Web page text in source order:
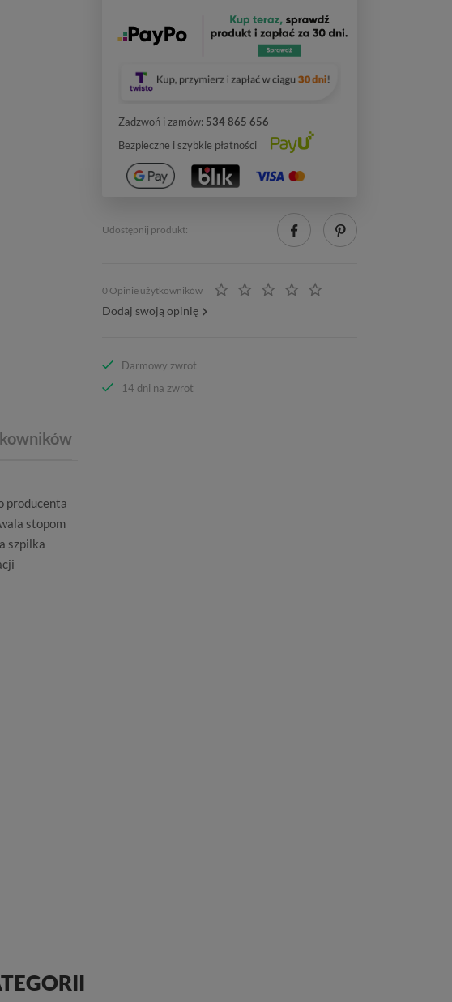
producenta
stopom
szpilka
Zadzwoń i zamów: 534 865 656
Bezpieczne i szybkie płatności
Udostępnij produkt:
0 Opinie użytkowników
Dodaj swoją opinię
Darmowy zwrot
14 dni na zwrot